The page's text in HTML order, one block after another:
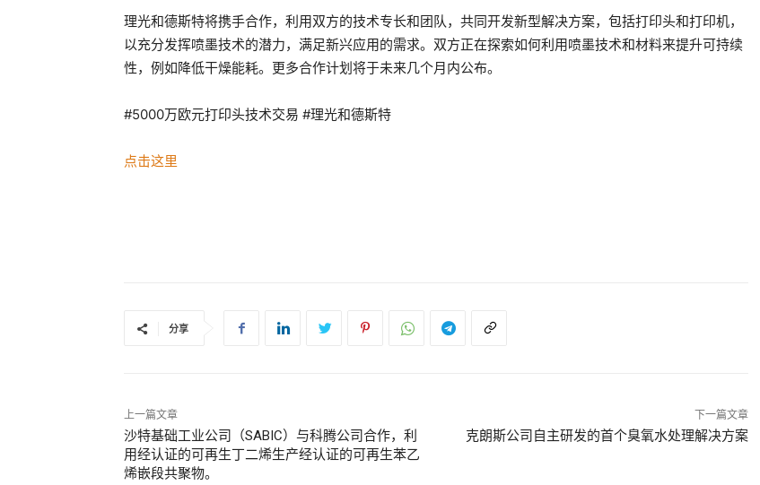
理光和德斯特将携手合作，利用双方的技术专长和团队，共同开发新型解决方案，包括打印头和打印机，
以充分发挥喷墨技术的潜力，满足新兴应用的需求。双方正在探索如何利用喷墨技术和材料来提升可持续
性，例如降低干燥能耗。更多合作计划将于未来几个月内公布。
#5000万欧元打印头技术交易 #理光和德斯特
点击这里
分享
上一篇文章
沙特基础工业公司（SABIC）与科腾公司合作，利
用经认证的可再生丁二烯生产经认证的可再生苯乙
烯嵌段共聚物。
下一篇文章
克朗斯公司自主研发的首个臭氧水处理解决方案